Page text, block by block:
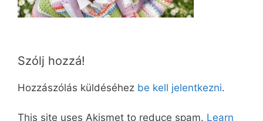
Szólj hozzá!
Hozzászólás küldéséhez be kell jelentkezni.
This site uses Akismet to reduce spam. Learn